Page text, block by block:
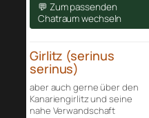
💬 Zum passenden
Chatraum wechseln
Girlitz (serinus
serinus)
aber auch gerne über den
Kanariengirlitz und seine
nahe Verwandschaft